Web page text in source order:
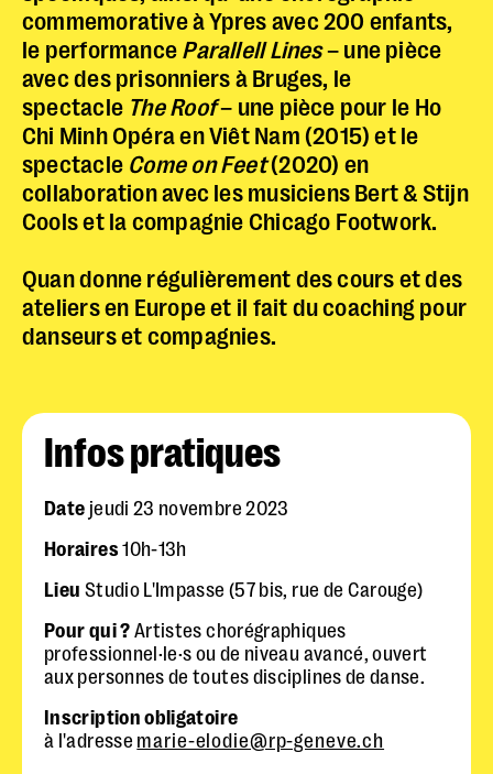
Taille du texte :par défaut
Contrastes :par défaut
commemorative à Ypres avec 200 enfants,
le performance Parallell Lines– une pièce
avec des prisonniers à Bruges, le
spectacle The Roof– une pièce pour le Ho
Chi Minh Opéra en Viêt Nam (2015) et le
spectacle Come on Feet(2020) en
collaboration avec les musiciens Bert & Stijn
Cools et la compagnie Chicago Footwork.
Quan donne régulièrement des cours et des
ateliers en Europe et il fait du coaching pour
danseurs et compagnies.
Infos pratiques
Date jeudi 23 novembre 2023
Horaires 10h-13h
Lieu Studio L'Impasse (57 bis, rue de Carouge)
Pour qui ? Artistes chorégraphiques
professionnel·le·s ou de niveau avancé, ouvert
aux personnes de toutes disciplines de danse.
Inscription obligatoire
à l'adresse marie-elodie@rp-geneve.ch